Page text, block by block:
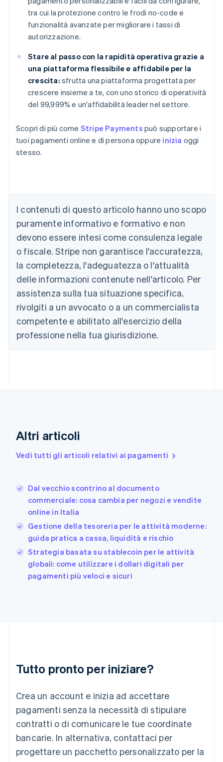
tra cui la protezione contro le frodi no-code e
funzionalità avanzate per migliorare i tassi di
autorizzazione.
Stare al passo con la rapidità operativa grazie a
una piattaforma flessibile e affidabile per la
crescita: sfrutta una piattaforma progettata per
crescere insieme a te, con uno storico di operatività
del 99,999% e un'affidabilità leader nel settore.
Scopri di più come Stripe Payments può supportare i
tuoi pagamenti online e di persona oppure inizia oggi
stesso.
I contenuti di questo articolo hanno uno scopo
puramente informativo e formativo e non
devono essere intesi come consulenza legale
o fiscale. Stripe non garantisce l'accuratezza,
la completezza, l'adeguatezza o l'attualità
delle informazioni contenute nell'articolo. Per
assistenza sulla tua situazione specifica,
rivolgiti a un avvocato o a un commercialista
competente e abilitato all'esercizio della
professione nella tua giurisdizione.
Altri articoli
Vedi tutti gli articoli relativi ai pagamenti
Dal vecchio scontrino al documento
commerciale: cosa cambia per negozi e vendite
online in Italia
Gestione della tesoreria per le attività moderne:
guida pratica a cassa, liquidità e rischio
Strategia basata su stablecoin per le attività
globali: come utilizzare i dollari digitali per
pagamenti più veloci e sicuri
Tutto pronto per iniziare?
Crea un account e inizia ad accettare
pagamenti senza la necessità di stipulare
contratti o di comunicare le tue coordinate
bancarie. In alternativa, contattaci per
progettare un pacchetto personalizzato per la
Australia
Austria
DeutschEnglish
Belgio
Brasile
PortuguêsEnglish
Bulgaria
English
Canada
EnglishFrançais
Cina continentale
简体中文English
Cipro
English
Finlandia
Germania
DeutschEnglish
Giappone
日本語 English
English
Grecia
English
India
English
Lituania
Lussemburgo
Deutsch English
Malaysia
English 简体中文
Malta
Messico